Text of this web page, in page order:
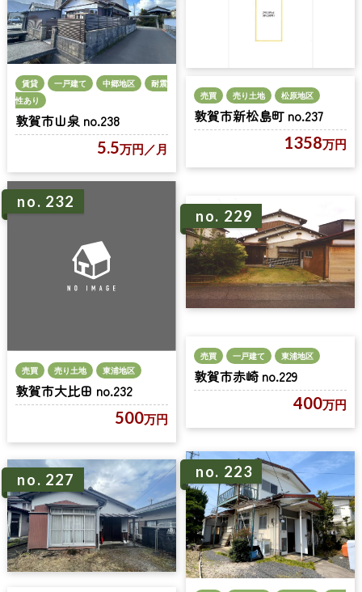
賃貸 一戸建て 中郷地区
耐震
性あり
敦賀市山泉 no.238
5.5万円 ／月
売買 売り土地 松原地区
敦賀市新松島町 no.237
1358万円
no. 232
売買 売り土地 東浦地区
敦賀市大比田 no.232
500万円
no. 229
売買 一戸建て 東浦地区
敦賀市赤崎 no.229
400万円
no. 227 no. 223